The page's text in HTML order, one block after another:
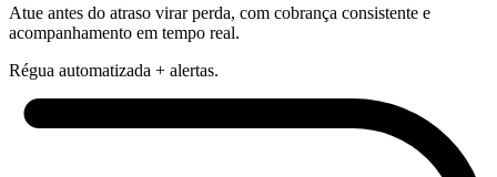
Atue antes do atraso virar perda, com cobrança consistente e
acompanhamento em tempo real.
Régua automatizada + alertas.